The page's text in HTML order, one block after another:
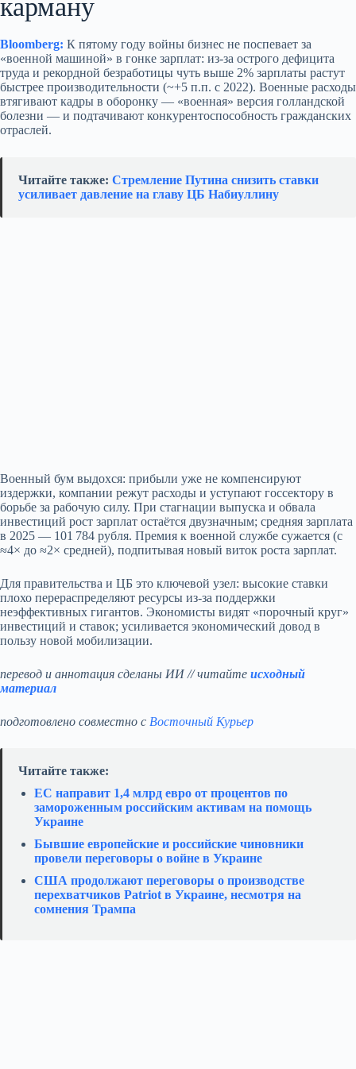
карману
Bloomberg: К пятому году войны бизнес не поспевает за
«военной машиной» в гонке зарплат: из‑за острого дефицита
труда и рекордной безработицы чуть выше 2% зарплаты растут
быстрее производительности (~+5 п.п. с 2022). Военные расходы
втягивают кадры в оборонку — «военная» версия голландской
болезни — и подтачивают конкурентоспособность гражданских
отраслей.
Читайте также: Стремление Путина снизить ставки
усиливает давление на главу ЦБ Набиуллину
Военный бум выдохся: прибыли уже не компенсируют
издержки, компании режут расходы и уступают госсектору в
борьбе за рабочую силу. При стагнации выпуска и обвала
инвестиций рост зарплат остаётся двузначным; средняя зарплата
в 2025 — 101 784 рубля. Премия к военной службе сужается (с
≈4× до ≈2× средней), подпитывая новый виток роста зарплат.
Для правительства и ЦБ это ключевой узел: высокие ставки
плохо перераспределяют ресурсы из‑за поддержки
неэффективных гигантов. Экономисты видят «порочный круг»
инвестиций и ставок; усиливается экономический довод в
пользу новой мобилизации.
перевод и аннотация сделаны ИИ // читайте исходный
материал
подготовлено совместно с Восточный Курьер
Читайте также:
ЕС направит 1,4 млрд евро от процентов по
замороженным российским активам на помощь
Украине
Бывшие европейские и российские чиновники
провели переговоры о войне в Украине
США продолжают переговоры о производстве
перехватчиков Patriot в Украине, несмотря на
сомнения Трампа